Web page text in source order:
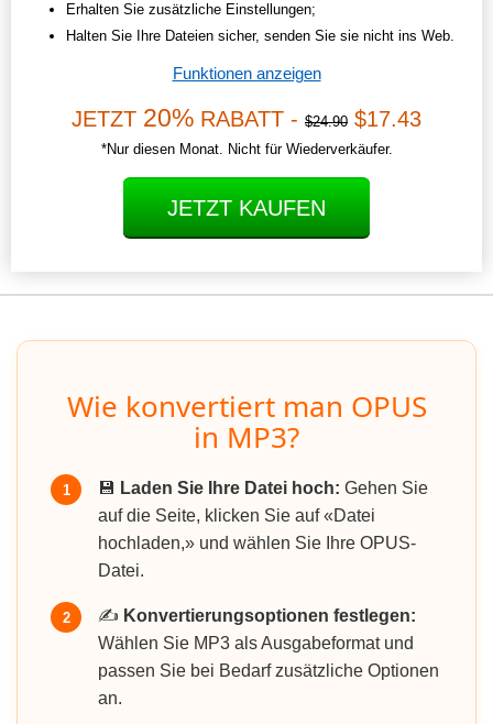
Erhalten Sie zusätzliche Einstellungen;
Halten Sie Ihre Dateien sicher, senden Sie sie nicht ins Web.
Funktionen anzeigen
JETZT 20% RABATT - $24.90 $17.43
*Nur diesen Monat. Nicht für Wiederverkäufer.
JETZT KAUFEN
Wie konvertiert man OPUS
in MP3?
1 💾 Laden Sie Ihre Datei hoch: Gehen Sie
auf die Seite, klicken Sie auf «Datei
hochladen,» und wählen Sie Ihre OPUS-
Datei.
2 ✍️ Konvertierungsoptionen festlegen:
Wählen Sie MP3 als Ausgabeformat und
passen Sie bei Bedarf zusätzliche Optionen
an.